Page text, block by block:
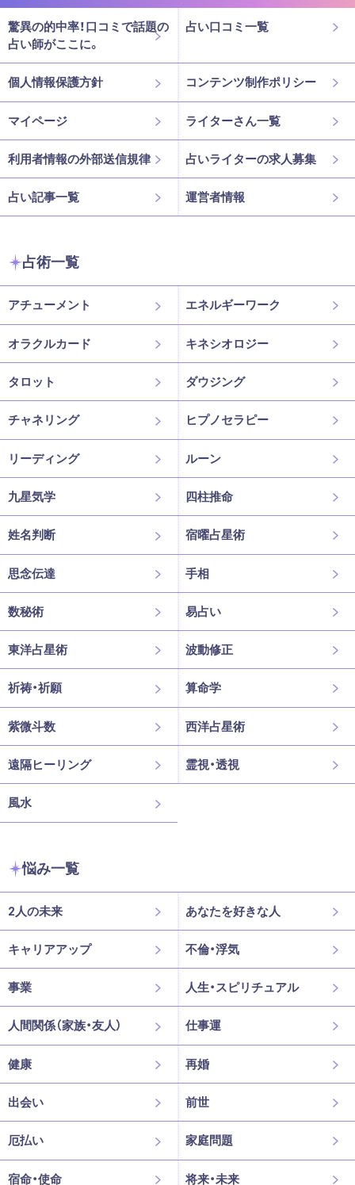
驚異の的中率！口コミで話題の
占い師がここに。
占い口コミ一覧
個人情報保護方針 コンテンツ制作ポリシー
マイページ ライターさん一覧
利用者情報の外部送信規律 占いライターの求人募集
占い記事一覧 運営者情報
占術一覧
アチューメント エネルギーワーク
オラクルカード キネシオロジー
タロット ダウジング
チャネリング ヒプノセラピー
リーディング ルーン
九星気学 四柱推命
姓名判断 宿曜占星術
思念伝達 手相
数秘術 易占い
東洋占星術 波動修正
祈祷・祈願 算命学
紫微斗数 西洋占星術
遠隔ヒーリング 霊視・透視
風水
悩み一覧
2人の未来 あなたを好きな人
キャリアアップ 不倫・浮気
事業 人生・スピリチュアル
人間関係（家族・友人） 仕事運
健康 再婚
出会い 前世
厄払い 家庭問題
宿命・使命 将来・未来